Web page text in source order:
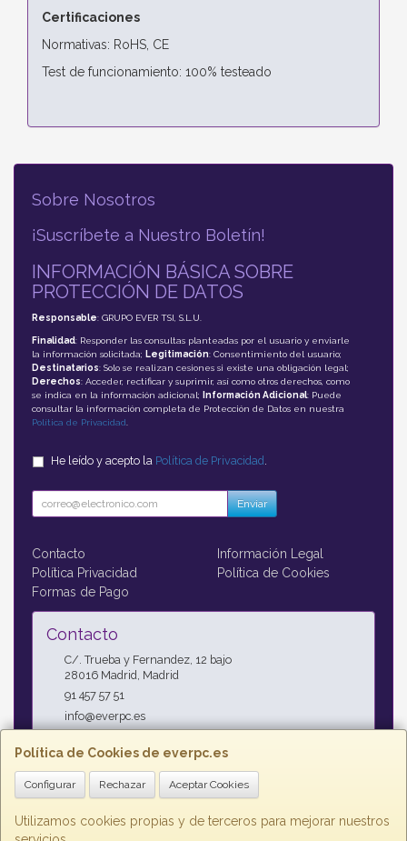
Certificaciones
Normativas: RoHS, CE
Test de funcionamiento: 100% testeado
Política de Cookies de everpc.es
Configurar Rechazar Aceptar Cookies
Utilizamos cookies propias y de terceros para mejorar nuestros
Sobre Nosotros
¡Suscríbete a Nuestro Boletín!
INFORMACIÓN BÁSICA SOBRE
PROTECCIÓN DE DATOS
Responsable: GRUPO EVER TSI, S.L.U.
Finalidad: Responder las consultas planteadas por el usuario y enviarle
la información solicitada; Legitimación: Consentimiento del usuario;
Destinatarios: Solo se realizan cesiones si existe una obligación legal;
Derechos: Acceder, rectificar y suprimir, así como otros derechos, como
se indica en la información adicional;
Información Adicional: Puede
consultar la información completa de Protección de Datos en nuestra
Política de Privacidad
He leído y acepto la Política de Privacidad
Enviar
Contacto
Información Legal
Política Privacidad
Política de Cookies
Formas de Pago
Contacto
C/. Trueba y Fernandez, 12 bajo
28016 Madrid Madrid
91 457 57 51
info@everpc.es
Horario
Horario continuo : Lunes a Jueves 09:00h - 19:00h, Viernes
09:00h - 14:00h